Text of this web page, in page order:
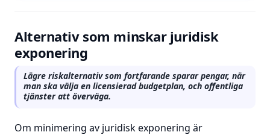
Alternativ som minskar juridisk
exponering
Lägre riskalternativ som fortfarande sparar pengar, när
man ska välja en licensierad budgetplan, och offentliga
tjänster att överväga.
Om minimering av juridisk exponering är